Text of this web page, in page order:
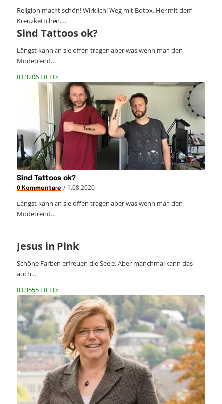
Religion macht schön! Wirklich! Weg mit Botox. Her mit dem
Kreuzkettchen.…
Sind Tattoos ok?
Längst kann an sie offen tragen aber was wenn man den
Modetrend…
ID:3206 FIELD:
Sind Tattoos ok?
0 Kommentare / 1.08.2020
Längst kann an sie offen tragen aber was wenn man den
Modetrend…
Jesus in Pink
Schöne Farben erfreuen die Seele. Aber manchmal kann das
auch…
ID:3555 FIELD: